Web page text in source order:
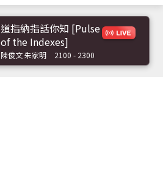
道指納指話你知 [Pulse
of the Indexes]
陳俊文 朱家明 2100 - 2300